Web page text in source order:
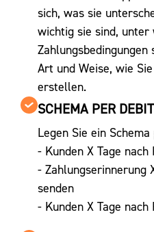
sich, was sie
wichtig sie sind, unter
Art und Weise, wie
erstellen.
SCHEMA PER
Legen Sie ein
- Kunden X Tage
- Zahlungserinnerung
senden
- Kunden X Tage